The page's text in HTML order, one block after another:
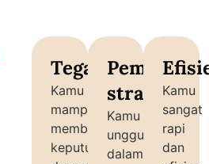
Tegas
Kamu
mampu
membuat
keputusan
Pemikir
strategis
Kamu
unggul
dalam
Kamu
sangat
rapi
dan